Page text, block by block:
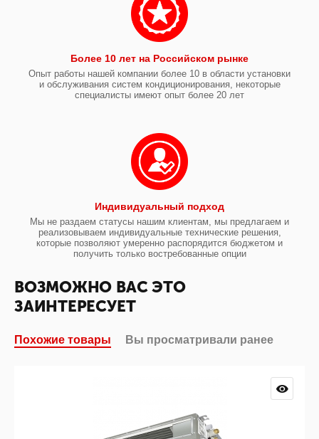
Более 10 лет на Российском рынке
Опыт работы нашей компании более 10 в области установки
и обслуживания систем кондиционирования, некоторые
специалисты имеют опыт более 20 лет
Индивидуальный подход
Мы не раздаем статусы нашим клиентам, мы предлагаем и
реализовываем индивидуальные технические решения,
которые позволяют умеренно распорядится бюджетом и
получить только востребованные опции
ВОЗМОЖНО ВАС ЭТО
ЗАИНТЕРЕСУЕТ
Похожие товары Вы просматривали ранее